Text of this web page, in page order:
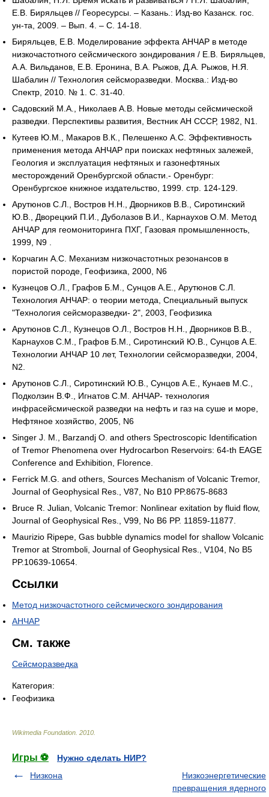
Е.В. Биряльцев // Георесурсы. – Казань.: Изд-во Казанск. гос.
ун-та, 2009. – Вып. 4. – С. 14-18.
Биряльцев, Е.В. Моделирование эффекта АНЧАР в методе
низкочастотного сейсмического зондирования / Е.В. Биряльцев,
А.А. Вильданов, Е.В. Еронина, В.А. Рыжов, Д.А. Рыжов, Н.Я.
Шабалин // Технология сейсморазведки. Москва.: Изд-во
Спектр, 2010. № 1. С. 31-40.
Садовский М.А., Николаев А.В. Новые методы сейсмической
разведки. Перспективы развития, Вестник АН СССР, 1982, N1.
Кутеев Ю.М., Макаров В.К., Пелешенко А.С. Эффективность
применения метода АНЧАР при поисках нефтяных залежей,
Геология и эксплуатация нефтяных и газонефтяных
месторождений Оренбургской области.- Оренбург:
Оренбургское книжное издательство, 1999. стр. 124-129.
Арутюнов С.Л., Востров Н.Н., Дворников В.В., Сиротинский
Ю.В., Дворецкий П.И., Дуболазов В.И., Карнаухов О.М. Метод
АНЧАР для геомониторинга ПХГ, Газовая промышленность,
1999, N9 .
Корчагин А.С. Механизм низкочастотных резонансов в
пористой породе, Геофизика, 2000, N6
Кузнецов О.Л., Графов Б.М., Сунцов А.Е., Арутюнов С.Л.
Технология АНЧАР: о теории метода, Специальный выпуск
"Технология сейсморазведки- 2", 2003, Геофизика
Арутюнов С.Л., Кузнецов О.Л., Востров Н.Н., Дворников В.В.,
Карнаухов С.М., Графов Б.М., Сиротинский Ю.В., Сунцов А.Е.
Технологии АНЧАР 10 лет, Технологии сейсморазведки, 2004,
N2.
Арутюнов С.Л., Сиротинский Ю.В., Сунцов А.Е., Кунаев М.С.,
Подколзин В.Ф., Игнатов С.М. АНЧАР- технология
инфрасейсмической разведки на нефть и газ на суше и море,
Нефтяное хозяйство, 2005, N6
Singer J. M., Barzandj О. and others Spectroscopic Identification
of Tremor Phenomena over Hydrocarbon Reservoirs: 64-th EAGE
Conference and Exhibition, Florence.
Ferrick M.G. and others, Sources Mechanism of Volcanic Tremor,
Journal of Geophysical Res., V87, No B10 PP.8675-8683
Bruce R. Julian, Volcanic Tremor: Nonlinear exitation by fluid flow,
Journal of Geophysical Res., V99, No B6 PP. 11859-11877.
Maurizio Ripepe, Gas bubble dynamics model for shallow Volcanic
Tremor at Stromboli, Journal of Geophysical Res., V104, No B5
PP.10639-10654.
Ссылки
Метод низкочастотного сейсмического зондирования
АНЧАР
См. также
Сейсморазведка
Категория:
Геофизика
Wikimedia Foundation 2010
Игры ⚽
Нужно сделать НИР?
Низкона
Низкоэнергетические
превращения ядерного